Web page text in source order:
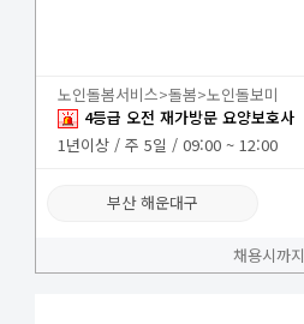
노인돌봄서비스>돌봄>노인돌보미
4등급 오전 재가방문 요양보호사
1년이상 / 주 5일 / 09:00 ~ 12:00
부산 해운대구
채용시까지